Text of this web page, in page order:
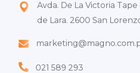
Avda. De La Victoria
de Lara. 2600 San
021 589 293